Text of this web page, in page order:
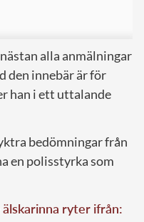
alla anmälningar
den innebär är för
han i ett uttalande
bedömningar från
en polisstyrka som
ryter ifrån: